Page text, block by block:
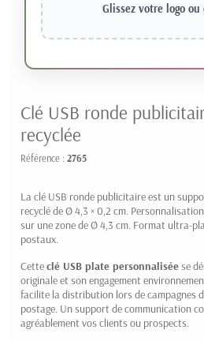
Glissez votre logo ou
Clé USB ronde
recyclée
Référence : 2765
La clé USB ronde publicitaire est un
recyclé de Ø 4,3 × 0,2 cm.
sur une zone de Ø 4,3 cm. Format ultra-
postaux.
Cetteclé USB plate personnalisée se
originale et son engagement
facilite la distribution lors de campagnes
postage. Un support de communication
agréablement vos clients ou prospects.